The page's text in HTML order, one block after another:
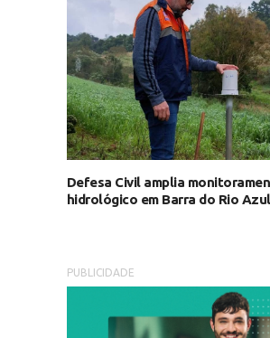
Defesa Civil amplia
hidrológico em Barra do Rio Azul
PUBLICIDADE